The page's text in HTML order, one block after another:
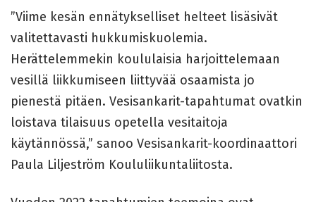
”Viime kesän ennätykselliset helteet lisäsivät
valitettavasti hukkumiskuolemia.
Herättelemmekin koululaisia harjoittelemaan
vesillä liikkumiseen liittyvää osaamista jo
pienestä pitäen. Vesisankarit-tapahtumat ovatkin
loistava tilaisuus opetella vesitaitoja
käytännössä,” sanoo Vesisankarit-koordinaattori
Paula Liljeström Koululiikuntaliitosta.